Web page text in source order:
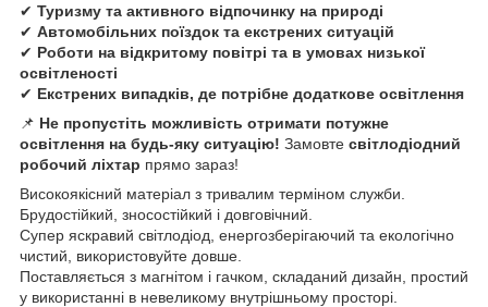
✔ Туризму та активного відпочинку на природі
✔ Автомобільних поїздок та екстрених ситуацій
✔ Роботи на відкритому повітрі та в умовах низької
освітленості
✔ Екстрених випадків, де потрібне додаткове освітлення
📌 Не пропустіть можливість отримати потужне
освітлення на будь-яку ситуацію! Замовте світлодіодний
робочий ліхтар прямо зараз!
Високоякісний матеріал з тривалим терміном служби.
Брудостійкий, зносостійкий і довговічний.
Супер яскравий світлодіод, енергозберігаючий та екологічно
чистий, використовуйте довше.
Поставляється з магнітом і гачком, складаний дизайн, простий
у використанні в невеликому внутрішньому просторі.